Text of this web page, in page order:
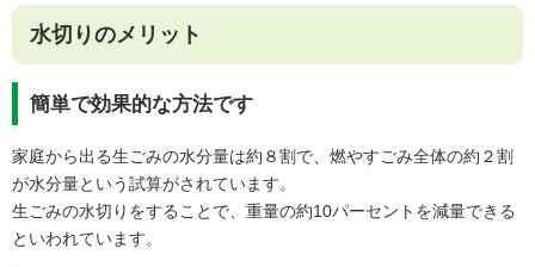
水切りのメリット
簡単で効果的な方法です
家庭から出る生ごみの水分量は約８割で、燃やすごみ全体の約２割
が水分量という試算がされています。
生ごみの水切りをすることで、重量の約10パーセントを減量できる
といわれています。